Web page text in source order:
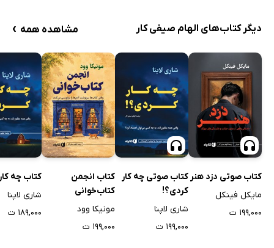
دیگر کتاب‌های الهام صیفی کار مشاهده همه ›
کتاب صوتی دزد هنر
مایکل فینکل
۱۹۹,۰۰۰ ت
کتاب صوتی چه کار
کردی؟!
شاری لاپنا
۱۹۹,۰۰۰ ت
کتاب انجمن
کتاب‌خوانی
مونیکا وود
۱۹۹,۰۰۰ ت
کتاب چه
شاری لاپنا
۱۸۹,۰۰۰ ت